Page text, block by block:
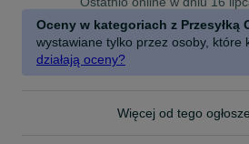
Oceny w kategoriach z Przesyłką
wystawiane tylko przez osoby, które
działają oceny?
Więcej od tego